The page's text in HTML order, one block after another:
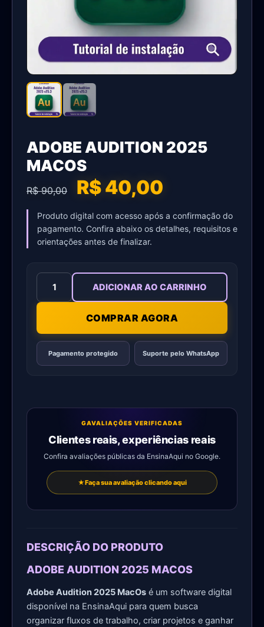
ADOBE AUDITION 2025
MACOS
R$ 90,00 R$ 40,00
Produto digital com acesso após a confirmação do
pagamento. Confira abaixo os detalhes, requisitos e
orientações antes de finalizar.
ADICIONAR AO CARRINHO
COMPRAR AGORA
Pagamento protegido Suporte pelo WhatsApp
GAVALIAÇÕES VERIFICADAS
Clientes reais, experiências reais
Confira avaliações públicas da EnsinaAqui no Google.
★Faça sua avaliação clicando aqui
DESCRIÇÃO DO PRODUTO
ADOBE AUDITION 2025 MACOS
Adobe Audition 2025 MacOs é um software digital
disponível na EnsinaAqui para quem busca
organizar fluxos de trabalho, criar projetos e ganhar